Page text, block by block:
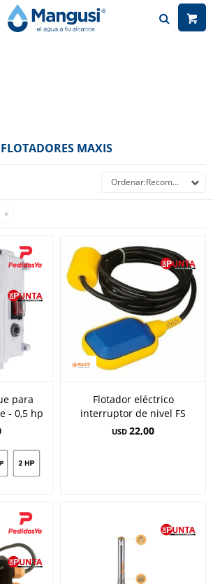
FLOTADORES MAXIS
Recomendados
para
- 0,5 hp
Flotador eléctrico
interruptor de nivel FS
USD 22,00